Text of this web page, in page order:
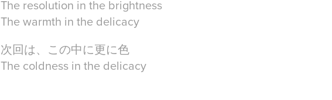
The resolution in the brightness
The warmth in the delicacy
次回は、この中に更に色
The coldness in the delicacy